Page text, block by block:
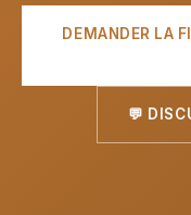
DEMANDER LA
💬